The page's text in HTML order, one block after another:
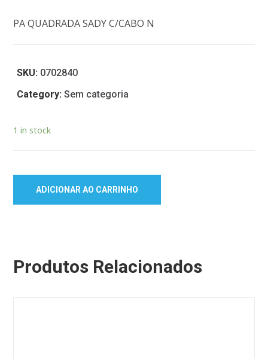
PA QUADRADA SADY C/CABO N
SKU: 0702840
Category:Sem categoria
1 in stock
ADICIONAR AO CARRINHO
Produtos Relacionados